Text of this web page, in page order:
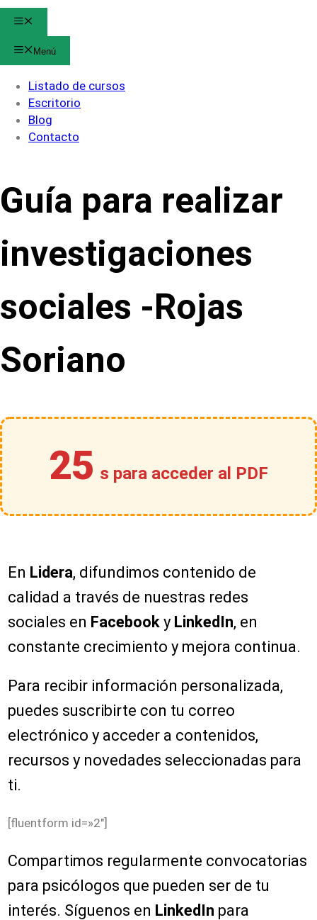
Menú
Listado de cursos
Escritorio
Blog
Contacto
Guía para realizar
investigaciones
sociales -Rojas
Soriano
25 s para acceder al PDF
En Lidera, difundimos contenido de
calidad a través de nuestras redes
sociales en Facebook y LinkedIn, en
constante crecimiento y mejora continua.
Para recibir información personalizada,
puedes suscribirte con tu correo
electrónico y acceder a contenidos,
recursos y novedades seleccionadas para
ti.
[fluentform id=»2″]
Compartimos regularmente convocatorias
para psicólogos que pueden ser de tu
interés. Síguenos en LinkedIn para